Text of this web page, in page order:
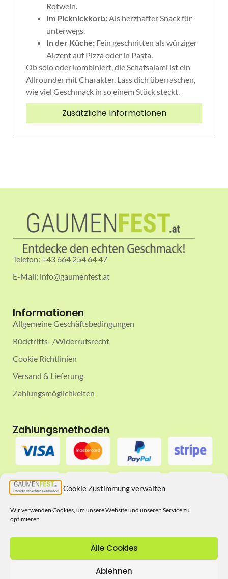
Cookie Zustimmung verwalten
Wir verwenden Cookies, um unsere Website und unseren Service zu
optimieren.
Alle Cookies
Ablehnen
Zusätzliche Informationen
Rotwein.
Im Picknickkorb: Als herzhafter Snack für
unterwegs.
In der Küche: Fein geschnitten als würziger
Akzent auf Pizza oder in Pasta.
Ob solo oder kombiniert, die Schafsalami ist ein
Allrounder mit Charakter. Lass dich überraschen,
wie viel Geschmack in so einem Stück steckt.
Telefon: +43 664 254 64 47
E-Mail: info@gaumenfest.at
Informationen
Allgemeine Geschäftsbedingungen
Rücktritts- /Widerrufsrecht
Cookie Richtlinien
Versand & Lieferung
Zahlungsmöglichkeiten
Zahlungsmethoden
Folgt uns auf